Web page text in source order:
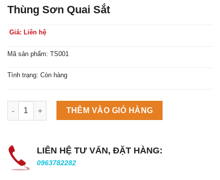
Thùng Sơn Quai Sắt
Giá: Liên hệ
Mã sản phẩm: TS001
Tình trạng: Còn hàng
Máy làm đá viên Scotsman NW458AS số lượng
THÊM VÀO GIỎ HÀNG
LIÊN HỆ TƯ VẤN, ĐẶT HÀNG:
0963782282